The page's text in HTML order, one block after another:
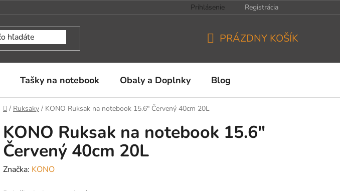
Prihlásenie Registrácia
KOŠÍK
PRÁZDNY KOŠÍK
Tašky na notebook Obaly a Doplnky Blog
Domov
/ Ruksaky / KONO Ruksak na notebook 15.6" Červený 40cm 20L
KONO Ruksak na notebook 15.6"
Červený 40cm 20L
Značka: KONO